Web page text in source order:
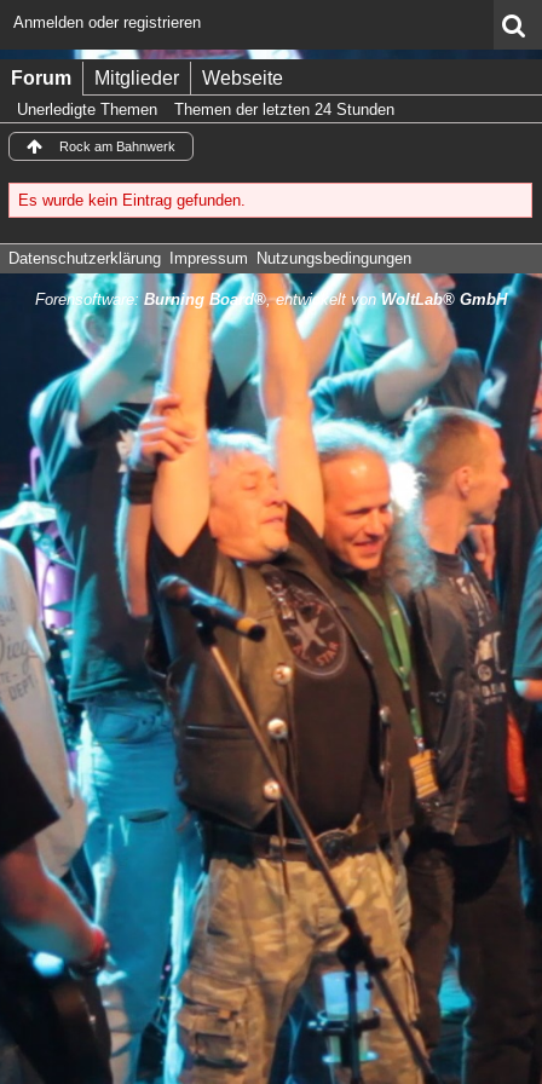
Anmelden oder registrieren
Forum Mitglieder Webseite
Unerledigte Themen Themen der letzten 24 Stunden
Rock am Bahnwerk
Es wurde kein Eintrag gefunden.
Datenschutzerklärung Impressum Nutzungsbedingungen
Forensoftware: Burning Board®, entwickelt vonWoltLab® GmbH